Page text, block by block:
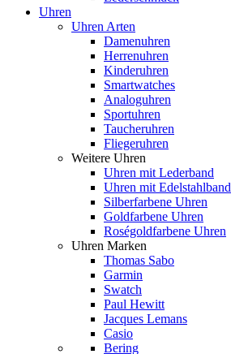
Uhren
Uhren Arten
Damenuhren
Herrenuhren
Kinderuhren
Smartwatches
Analoguhren
Sportuhren
Taucheruhren
Fliegeruhren
Weitere Uhren
Uhren mit Lederband
Uhren mit Edelstahlband
Silberfarbene Uhren
Goldfarbene Uhren
Roségoldfarbene Uhren
Uhren Marken
Thomas Sabo
Garmin
Swatch
Paul Hewitt
Jacques Lemans
Casio
Bering